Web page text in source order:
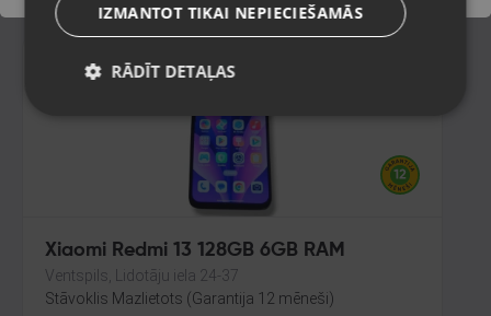
Xiaomi Redmi 13 128GB 6GB RAM
Ventspils, Lidotāju iela 24-37
Stāvoklis Mazlietots (Garantija 12 mēneši)
IZMANTOT TIKAI NEPIECIEŠAMĀS
RĀDĪT DETAĻAS